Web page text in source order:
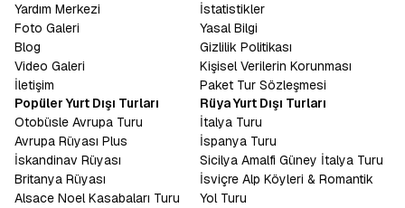
Yardım Merkezi
Foto Galeri
Blog
Video Galeri
İletişim
İstatistikler
Yasal Bilgi
Gizlilik Politikası
Kişisel Verilerin Korunması
Paket Tur Sözleşmesi
Popüler Yurt Dışı Turları
Otobüsle Avrupa Turu
Avrupa Rüyası Plus
İskandinav Rüyası
Britanya Rüyası
Alsace Noel Kasabaları Turu
Rüya Yurt Dışı Turları
İtalya Turu
İspanya Turu
Sicilya Amalfi Güney İtalya Turu
İsviçre Alp Köyleri & Romantik
Yol Turu